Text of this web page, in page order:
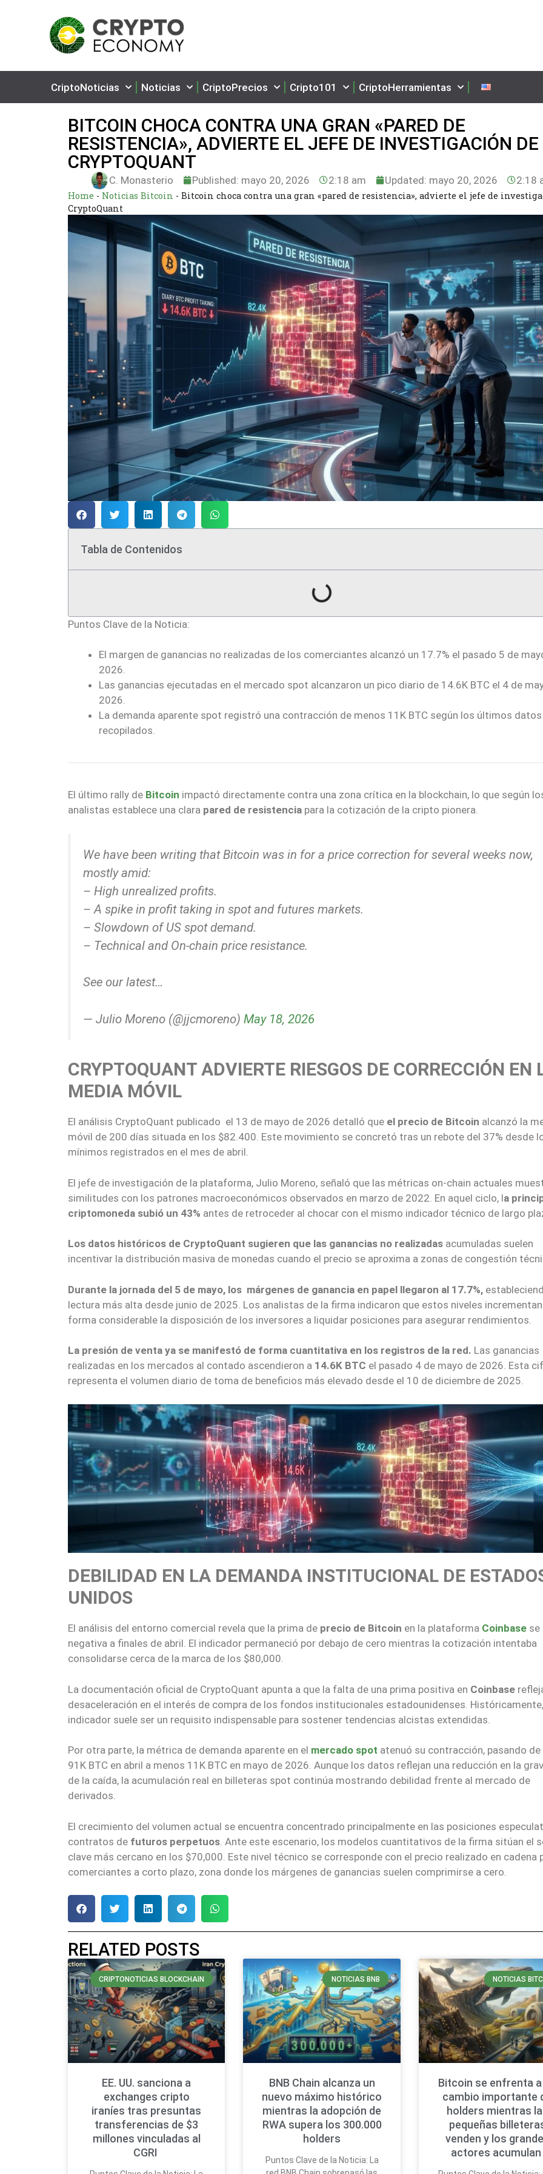
CriptoNoticias Noticias CriptoPrecios Cripto101 CriptoHerramientas
BITCOIN CHOCA CONTRA UNA GRAN «PARED DE
RESISTENCIA», ADVIERTE EL JEFE DE INVESTIGACIÓN DE
CRYPTOQUANT
C. Monasterio Published: mayo 20, 2026 2:18 am Updated: mayo 20, 2026 2:18
Home - Noticias Bitcoin - Bitcoin choca contra una gran «pared de resistencia», advierte el jefe de
CryptoQuant
Tabla de Contenidos
Puntos Clave de la Noticia:
El margen de ganancias no realizadas de los comerciantes alcanzó un 17.7% el pasado 5 de
2026.
Las ganancias ejecutadas en el mercado spot alcanzaron un pico diario de 14.6K BTC el 4 de
2026.
La demanda aparente spot registró una contracción de menos 11K BTC según los últimos datos
recopilados.
El último rally de Bitcoin impactó directamente contra una zona crítica en la blockchain, lo que según
analistas establece una clara pared de resistencia para la cotización de la cripto pionera.
We have been writing that Bitcoin was in for a price correction for several weeks now,
mostly amid:
– High unrealized profits.
– A spike in profit taking in spot and futures markets.
– Slowdown of US spot demand.
– Technical and On-chain price resistance.
See our latest…
— Julio Moreno (@jjcmoreno) May 18, 2026
CRYPTOQUANT ADVIERTE RIESGOS DE CORRECCIÓN EN
MEDIA MÓVIL
El análisis CryptoQuant publicado el 13 de mayo de 2026 detalló que el precio de Bitcoin alcanzó la
móvil de 200 días situada en los $82.400. Este movimiento se concretó tras un rebote del 37% desde
mínimos registrados en el mes de abril.
El jefe de investigación de la plataforma, Julio Moreno, señaló que las métricas on-chain actuales
similitudes con los patrones macroeconómicos observados en marzo de 2022. En aquel ciclo, la
criptomoneda subió un 43% antes de retroceder al chocar con el mismo indicador técnico de largo
Los datos históricos de CryptoQuant sugieren que las ganancias no realizadas acumuladas suelen
incentivar la distribución masiva de monedas cuando el precio se aproxima a zonas de congestión
Durante la jornada del 5 de mayo, los márgenes de ganancia en papel llegaron al 17.7%,
lectura más alta desde junio de 2025. Los analistas de la firma indicaron que estos niveles
forma considerable la disposición de los inversores a liquidar posiciones para asegurar rendimientos.
La presión de venta ya se manifestó de forma cuantitativa en los registros de la red. Las ganancias
realizadas en los mercados al contado ascendieron a 14.6K BTC el pasado 4 de mayo de 2026. Esta
representa el volumen diario de toma de beneficios más elevado desde el 10 de diciembre de 2025.
DEBILIDAD EN LA DEMANDA INSTITUCIONAL DE
UNIDOS
El análisis del entorno comercial revela que la prima de precio de Bitcoin en la plataforma Coinbase se
negativa a finales de abril. El indicador permaneció por debajo de cero mientras la cotización intentaba
consolidarse cerca de la marca de los $80,000.
La documentación oficial de CryptoQuant apunta a que la falta de una prima positiva en Coinbase
desaceleración en el interés de compra de los fondos institucionales estadounidenses.
indicador suele ser un requisito indispensable para sostener tendencias alcistas extendidas.
Por otra parte, la métrica de demanda aparente en el mercado spot atenuó su contracción, pasando
91K BTC en abril a menos 11K BTC en mayo de 2026. Aunque los datos reflejan una reducción en la
de la caída, la acumulación real en billeteras spot continúa mostrando debilidad frente al mercado de
derivados.
El crecimiento del volumen actual se encuentra concentrado principalmente en las posiciones
contratos de futuros perpetuos . Ante este escenario, los modelos cuantitativos de la firma sitúan el
clave más cercano en los $70,000. Este nivel técnico se corresponde con el precio realizado en cadena
comerciantes a corto plazo, zona donde los márgenes de ganancias suelen comprimirse a cero.
RELATED POSTS
CRIPTONOTICIAS BLOCKCHAIN
EE. UU. sanciona a
exchanges cripto
iraníes tras presuntas
transferencias de $3
millones vinculadas al
CGRI
NOTICIAS BNB
BNB Chain alcanza un
nuevo máximo histórico
mientras la adopción de
RWA supera los 300.000
holders
Puntos Clave de la Noticia: La
NOTICIAS
Bitcoin se enfrenta
cambio importante
holders mientras
pequeñas
venden y los
actores